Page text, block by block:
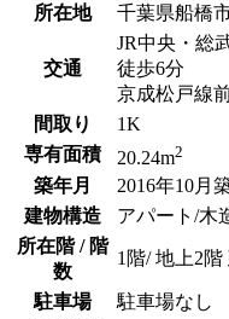
所在地 千葉県船橋
交通
JR中央・総
徒歩6分
京成松戸線
間取り
1K
専有面積
20.24m2
築年月
2016年10月
建物構造
アパート/木
所在階 / 階
数
1階/ 地上2階
駐車場
駐車場なし